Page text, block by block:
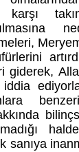
karşı
giderek,
iddia
sanıya